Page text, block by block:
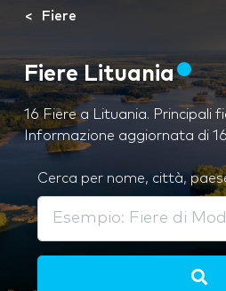
Fiere
Fiere Lituania
16 Fiere a Lituania. Principali
Informazione aggiornata di
Cerca per nome, città,